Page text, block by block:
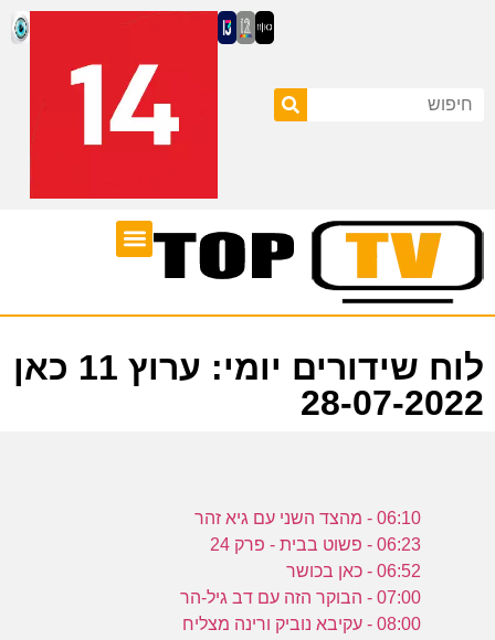
לוח שידורים יומי: ערוץ 11 כאן
28-07-2022
06:10 - מהצד השני עם גיא זהר
06:23 - פשוט בבית - פרק 24
06:52 - כאן בכושר
07:00 - הבוקר הזה עם דב גיל-הר
08:00 - עקיבא נוביק ורינה מצליח